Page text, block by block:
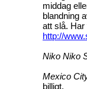
middag
blandning
att slå.
http://
Niko Niko
Mexico
billigt.